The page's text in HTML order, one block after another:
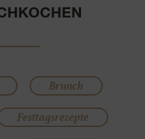
Brunch
Festtagsrezepte